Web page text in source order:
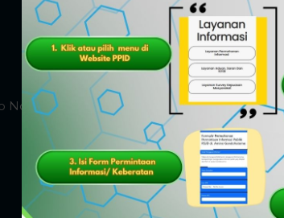
No.347 Semarang